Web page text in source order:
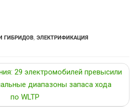
ГИБРИДОВ, ЭЛЕКТРИФИКАЦИЯ
29 электромобилей превысили
диапазоны запаса хода
по WLTP